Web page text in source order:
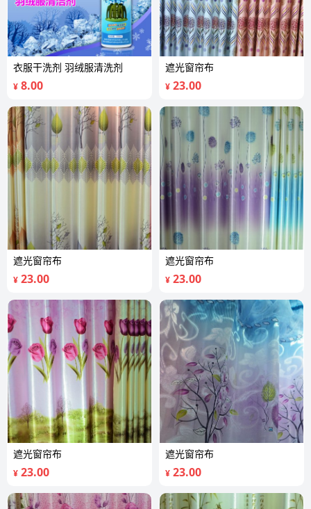
衣服干洗剂 羽绒服清洗剂
¥ 8.00
遮光窗帘布
¥ 23.00
遮光窗帘布
¥ 23.00
遮光窗帘布
¥ 23.00
遮光窗帘布
¥ 23.00
遮光窗帘布
¥ 23.00